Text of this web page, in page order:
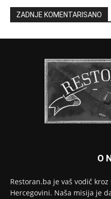
ZADNJE KOMENTARISANO
O
Restoran.ba je vaš vodič
Hercegovini. Naša misija je